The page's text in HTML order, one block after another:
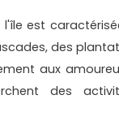
est
des
aux
des